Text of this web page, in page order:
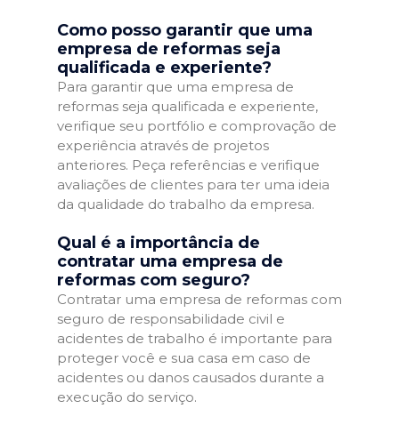
Como posso garantir que uma
empresa de reformas seja
qualificada e experiente?
Para garantir que uma empresa de
reformas seja qualificada e experiente,
verifique seu portfólio e comprovação de
experiência através de projetos
anteriores. Peça referências e verifique
avaliações de clientes para ter uma ideia
da qualidade do trabalho da empresa.
Qual é a importância de
contratar uma empresa de
reformas com seguro?
Contratar uma empresa de reformas com
seguro de responsabilidade civil e
acidentes de trabalho é importante para
proteger você e sua casa em caso de
acidentes ou danos causados durante a
execução do serviço.